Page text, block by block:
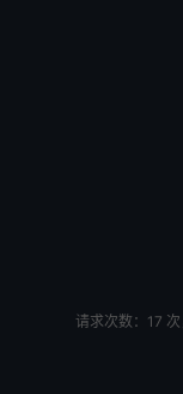
请求次数：17